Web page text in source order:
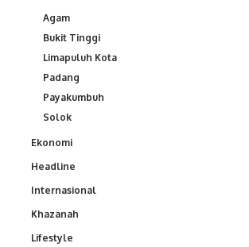
Agam
Bukit Tinggi
Limapuluh Kota
Padang
Payakumbuh
Solok
Ekonomi
Headline
Internasional
Khazanah
Lifestyle